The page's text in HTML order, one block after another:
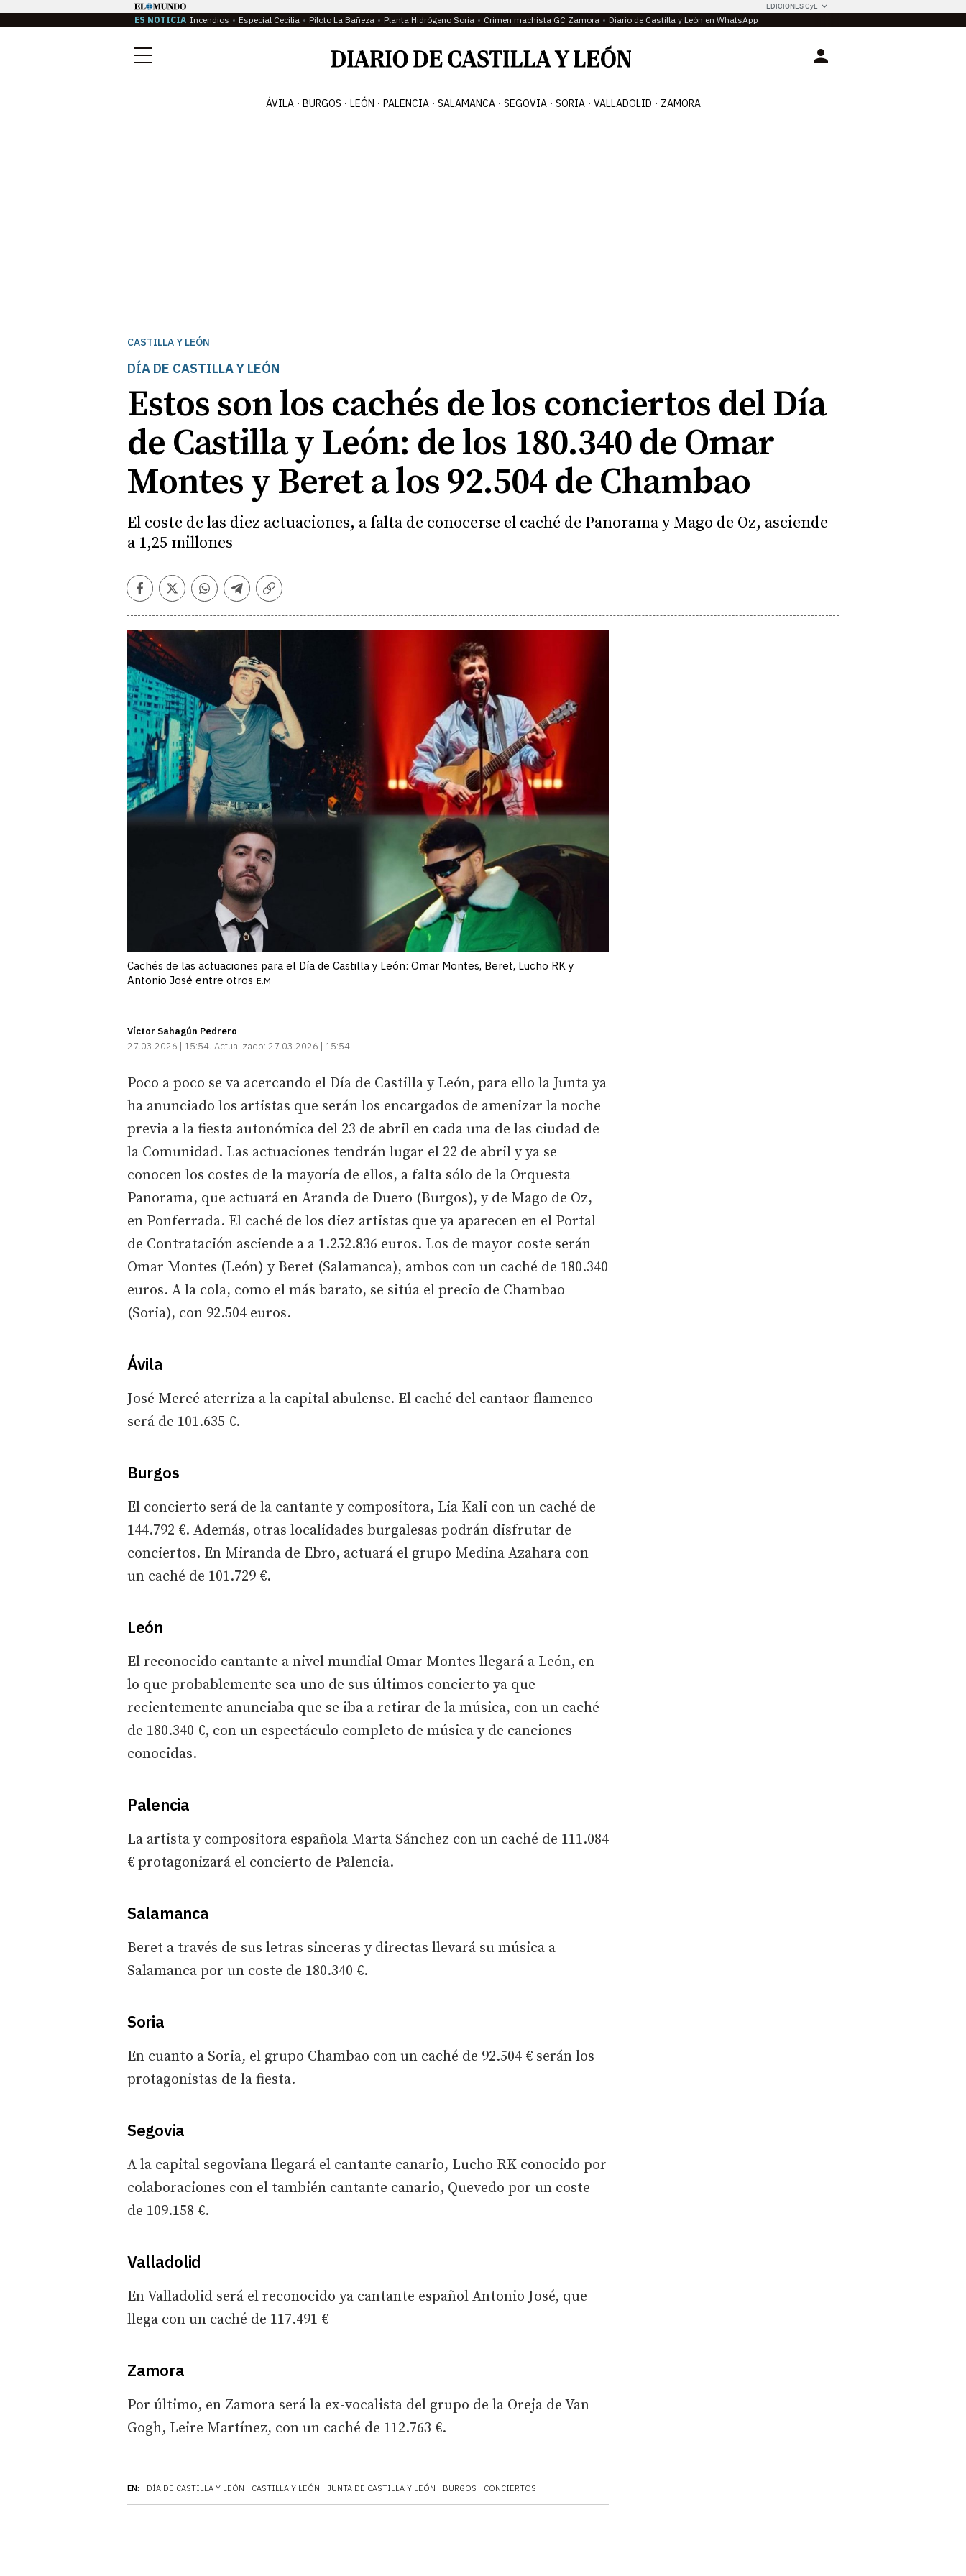
EDICIONES CyL
ES NOTICIA Incendios Especial Cecilia Piloto La Bañeza Planta Hidrógeno Soria Crimen machista GC Zamora Diario de Castilla y León en WhatsApp
Menú Login
ÁVILA BURGOS LEÓN PALENCIA SALAMANCA SEGOVIA SORIA VALLADOLID ZAMORA
CASTILLA Y LEÓN
DÍA DE CASTILLA Y LEÓN
Estos son los cachés de los conciertos del Día
de Castilla y León: de los 180.340 de Omar
Montes y Beret a los 92.504 de Chambao
El coste de las diez actuaciones, a falta de conocerse el caché de Panorama y Mago de Oz, asciende
a 1,25 millones
Facebook
TwitterWhatsapp
Telegram
Copiar
Cachés de las actuaciones para el Día de Castilla y León: Omar Montes, Beret, Lucho RK y
Antonio José entre otros E.M
Víctor Sahagún Pedrero
27.03.2026 | 15:54 Actualizado: 27.03.2026 | 15:54
EN: DÍA DE CASTILLA Y LEÓN CASTILLA Y LEÓN JUNTA DE CASTILLA Y LEÓN BURGOS CONCIERTOS
Poco a poco se va acercando el Día de Castilla y León, para ello la Junta ya
ha anunciado los artistas que serán los encargados de amenizar la noche
previa a la fiesta autonómica del 23 de abril en cada una de las ciudad de
la Comunidad. Las actuaciones tendrán lugar el 22 de abril y ya se
conocen los costes de la mayoría de ellos, a falta sólo de la Orquesta
Panorama, que actuará en Aranda de Duero (Burgos), y de Mago de Oz,
en Ponferrada. El caché de los diez artistas que ya aparecen en el Portal
de Contratación asciende a a 1.252.836 euros. Los de mayor coste serán
Omar Montes (León) y Beret (Salamanca), ambos con un caché de 180.340
euros. A la cola, como el más barato, se sitúa el precio de Chambao
(Soria), con 92.504 euros.
Ávila
José Mercé aterriza a la capital abulense. El caché del cantaor flamenco
será de 101.635 €.
Burgos
El concierto será de la cantante y compositora, Lia Kali con un caché de
144.792 €. Además, otras localidades burgalesas podrán disfrutar de
conciertos. En Miranda de Ebro, actuará el grupo Medina Azahara con
un caché de 101.729 €.
León
El reconocido cantante a nivel mundial Omar Montes llegará a León, en
lo que probablemente sea uno de sus últimos concierto ya que
recientemente anunciaba que se iba a retirar de la música, con un caché
de 180.340 €, con un espectáculo completo de música y de canciones
conocidas.
Palencia
La artista y compositora española Marta Sánchez con un caché de 111.084
€ protagonizará el concierto de Palencia.
Salamanca
Beret a través de sus letras sinceras y directas llevará su música a
Salamanca por un coste de 180.340 €.
Soria
En cuanto a Soria, el grupo Chambao con un caché de 92.504 € serán los
protagonistas de la fiesta.
Segovia
A la capital segoviana llegará el cantante canario, Lucho RK conocido por
colaboraciones con el también cantante canario, Quevedo por un coste
de 109.158 €.
Valladolid
En Valladolid será el reconocido ya cantante español Antonio José, que
llega con un caché de 117.491 €
Zamora
Por último, en Zamora será la ex-vocalista del grupo de la Oreja de Van
Gogh, Leire Martínez, con un caché de 112.763 €.